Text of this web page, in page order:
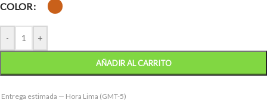
COLOR
- +
AÑADIR AL CARRITO
Entrega estimada — Hora Lima (GMT-5)